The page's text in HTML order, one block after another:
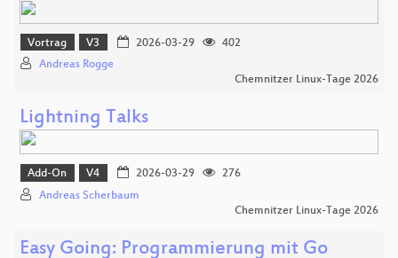
Vortrag V3 2026-03-29
402
Andreas Rogge
Chemnitzer Linux-Tage 2026
Lightning Talks
Add-On V4 2026-03-29
276
Andreas Scherbaum
Chemnitzer Linux-Tage 2026
Easy Going: Programmierung mit Go